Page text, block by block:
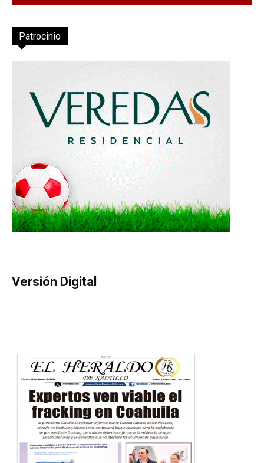
Patrocinio
Versión Digital